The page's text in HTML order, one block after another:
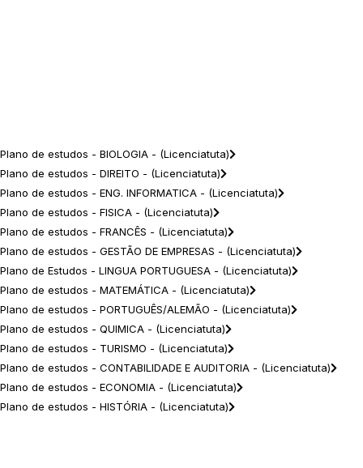
Plano de estudos - BIOLOGIA - (Licenciatuta)
Plano de estudos - DIREITO - (Licenciatuta)
Plano de estudos - ENG. INFORMATICA - (Licenciatuta)
Plano de estudos - FISICA - (Licenciatuta)
Plano de estudos - FRANCÊS - (Licenciatuta)
Plano de estudos - GESTÃO DE EMPRESAS - (Licenciatuta)
Plano de Estudos - LINGUA PORTUGUESA - (Licenciatuta)
Plano de estudos - MATEMÁTICA - (Licenciatuta)
Plano de estudos - PORTUGUÊS/ALEMÃO - (Licenciatuta)
Plano de estudos - QUIMICA - (Licenciatuta)
Plano de estudos - TURISMO - (Licenciatuta)
Plano de estudos - CONTABILIDADE E AUDITORIA - (Licenciatuta)
Plano de estudos - ECONOMIA - (Licenciatuta)
Plano de estudos - HISTÓRIA - (Licenciatuta)